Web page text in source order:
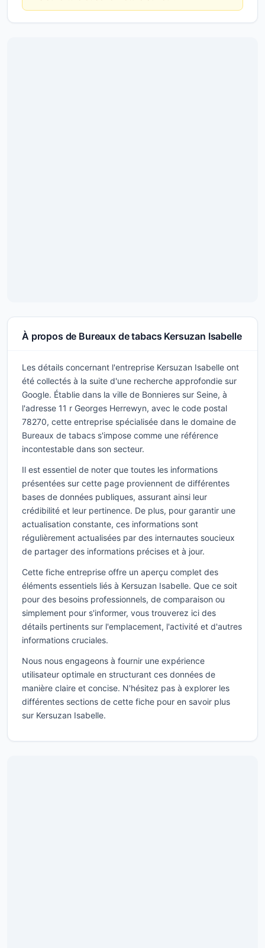
À propos de Bureaux de tabacs Kersuzan Isabelle
Les détails concernant l'entreprise Kersuzan Isabelle ont
été collectés à la suite d'une recherche approfondie sur
Google. Établie dans la ville de Bonnieres sur Seine, à
l'adresse 11 r Georges Herrewyn, avec le code postal
78270, cette entreprise spécialisée dans le domaine de
Bureaux de tabacs s'impose comme une référence
incontestable dans son secteur.
Il est essentiel de noter que toutes les informations
présentées sur cette page proviennent de différentes
bases de données publiques, assurant ainsi leur
crédibilité et leur pertinence. De plus, pour garantir une
actualisation constante, ces informations sont
régulièrement actualisées par des internautes soucieux
de partager des informations précises et à jour.
Cette fiche entreprise offre un aperçu complet des
éléments essentiels liés à Kersuzan Isabelle. Que ce soit
pour des besoins professionnels, de comparaison ou
simplement pour s'informer, vous trouverez ici des
détails pertinents sur l'emplacement, l'activité et d'autres
informations cruciales.
Nous nous engageons à fournir une expérience
utilisateur optimale en structurant ces données de
manière claire et concise. N'hésitez pas à explorer les
différentes sections de cette fiche pour en savoir plus
sur Kersuzan Isabelle.